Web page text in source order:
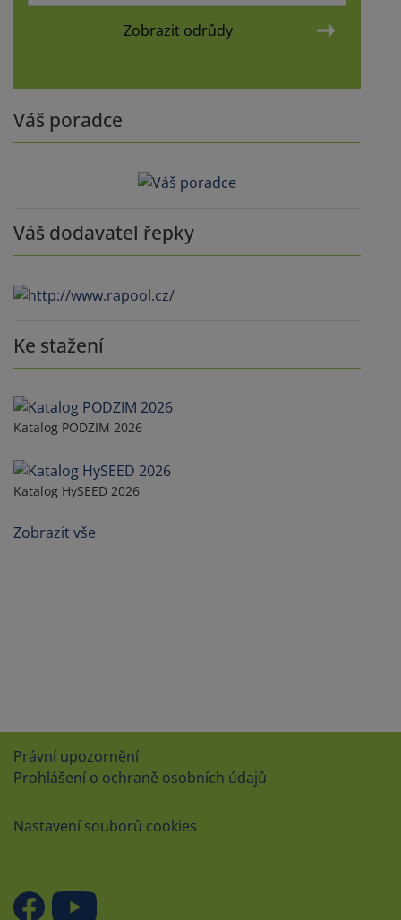
Zobrazit odrůdy
Váš poradce
Váš dodavatel řepky
Ke stažení
Katalog PODZIM 2026
Katalog HySEED 2026
Zobrazit vše
Právní upozornění
Prohlášení o ochraně osobních údajů
Nastavení souborů cookies